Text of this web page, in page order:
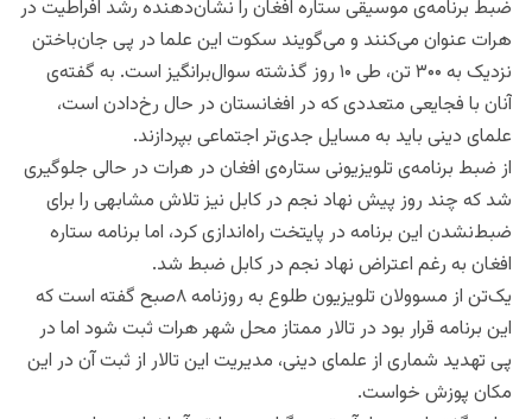
ضبط برنامه‌ی موسیقی ستاره افغان را نشان‌دهنده رشد افراطیت در
هرات عنوان می‌کنند و می‌گویند سکوت این علما در پی جان‌باختن
نزدیک به ۳۰۰ تن، طی ۱۰ روز گذشته سوال‌برانگیز است. به گفته‌ی
آنان با فجایعی متعددی که در افغانستان در حال رخ‌‌دادن است،
علمای دینی باید به مسایل جدی‌تر اجتماعی بپردازند.
از ضبط برنامه‌ی تلویزیونی ستاره‌ی افغان در هرات در حالی جلوگیری
شد که چند روز پیش نهاد نجم در کابل نیز تلاش مشابهی را برای
ضبط‌نشدن این برنامه در پایتخت راه‌اندازی کرد، اما برنامه ستاره
افغان به رغم اعتراض نهاد نجم در کابل ضبط شد.
یک‌تن از مسوولان تلویزیون طلوع به روزنامه ۸صبح گفته است که
این برنامه قرار بود در تالار ممتاز محل شهر هرات ثبت شود اما در
پی تهدید شماری از علمای دینی، مدیریت این تالار از ثبت آن در این
مکان پوزش خواست.